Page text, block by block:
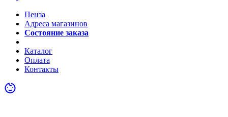
Пенза
Адреса магазинов
Состояние заказа
Каталог
Оплата
Контакты